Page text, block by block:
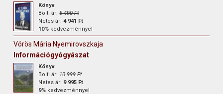
Könyv
Bolti ár:5 490 Ft
Netes ár:4 941 Ft
10% kedvezménnyel
Vörös Mária Nyemirovszkaja
Információgyógyászat
Könyv
Bolti ár:10 999 Ft
Netes ár: 9 995 Ft
9% kedvezménnyel